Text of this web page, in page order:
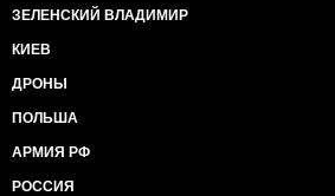
ЗЕЛЕНСКИЙ ВЛАДИМИР
КИЕВ
ДРОНЫ
ПОЛЬША
АРМИЯ РФ
РОССИЯ